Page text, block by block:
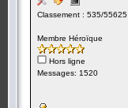
Classement : 535/55625
Membre Héroïque
Hors ligne
Messages: 1520